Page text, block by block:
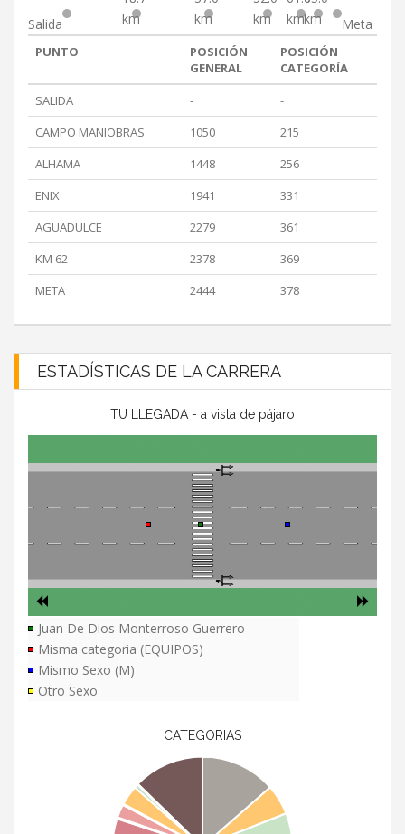
Salida
km
km
km
kmkm
Meta
PUNTO
POSICIÓN
GENERAL
POSICIÓN
CATEGORÍA
SALIDA
-
-
CAMPO MANIOBRAS
1050
215
ALHAMA
1448
256
ENIX
1941
331
AGUADULCE
2279
361
KM 62
2378
369
META
2444 378
ESTADÍSTICAS DE LA CARRERA
TU LLEGADA - a vista de pájaro
Juan De Dios Monterroso Guerrero
Misma categoria (EQUIPOS)
Mismo Sexo (M)
Otro Sexo
CATEGORIAS